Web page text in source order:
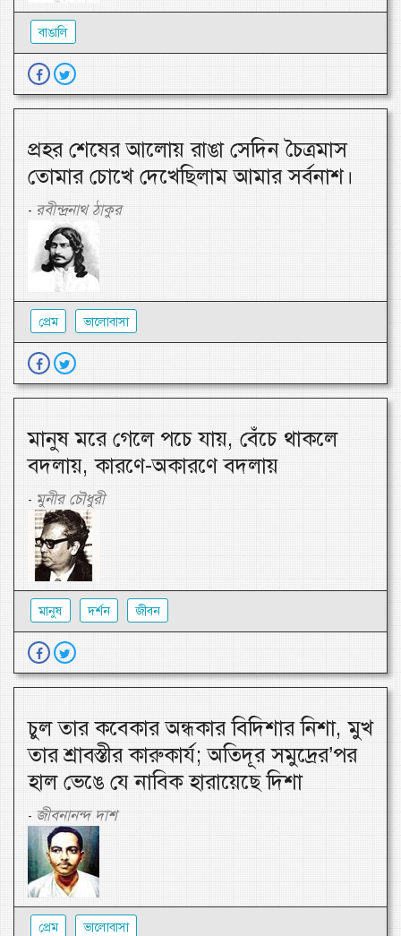
বাঙালি
প্রহর শেষের আলোয় রাঙা সেদিন চৈত্রমাস
তোমার চোখে দেখেছিলাম আমার সর্বনাশ।
- রবীন্দ্রনাথ ঠাকুর
প্রেম ভালোবাসা
মানুষ মরে গেলে পচে যায়, বেঁচে থাকলে
বদলায়, কারণে-অকারণে বদলায়
- মুনীর চৌধুরী
মানুষ দর্শন জীবন
চুল তার কবেকার অন্ধকার বিদিশার নিশা, মুখ
তার শ্রাবস্তীর কারুকার্য; অতিদূর সমুদ্রের’পর
হাল ভেঙে যে নাবিক হারায়েছে দিশা
- জীবনানন্দ দাশ
প্রেম ভালোবাসা